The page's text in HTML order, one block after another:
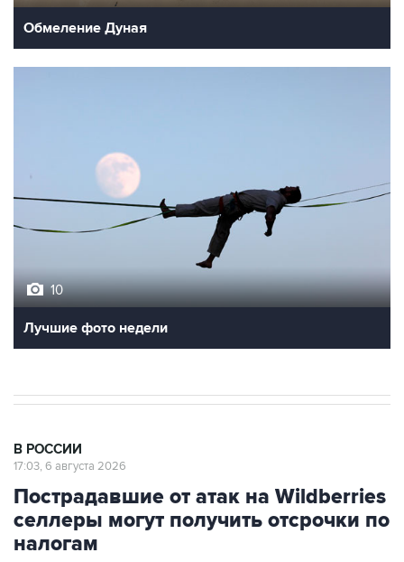
Обмеление Дуная
10
Лучшие фото недели
В РОССИИ
17:03, 6 августа 2026
Пострадавшие от атак на Wildberries
селлеры могут получить отсрочки по
налогам